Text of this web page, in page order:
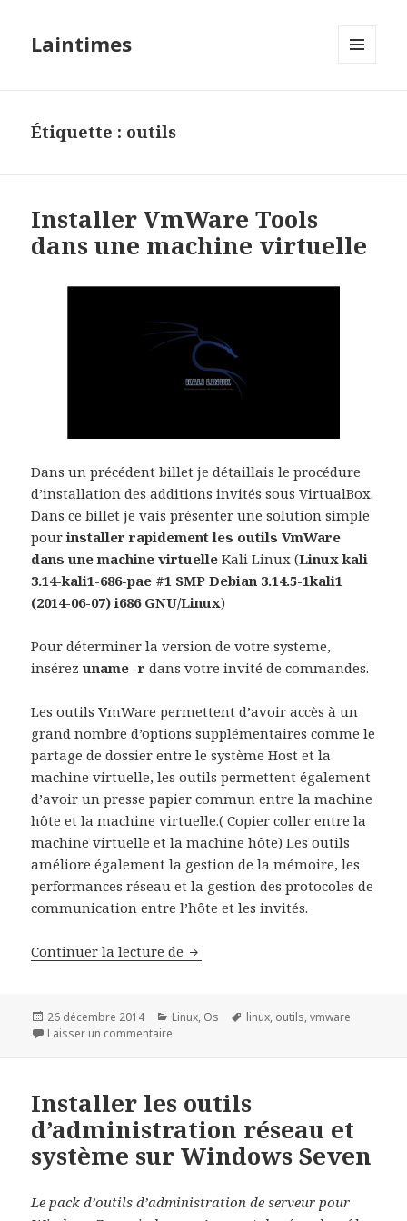
Laintimes
Étiquette : outils
Installer VmWare Tools
dans une machine virtuelle
Dans un précédent billet je détaillais le procédure
d’installation des additions invités sous VirtualBox.
Dans ce billet je vais présenter une solution simple
pourinstaller rapidement les outils VmWare
dans une machine virtuelle Kali Linux (Linux kali
3.14-kali1-686-pae #1 SMP Debian 3.14.5-1kali1
(2014-06-07) i686 GNU/Linux)
Pour déterminer la version de votre systeme,
insérezuname -r dans votre invité de commandes.
Les outils VmWare permettent d’avoir accès à un
grand nombre d’options supplémentaires comme le
partage de dossier entre le système Host et la
machine virtuelle, les outils permettent également
d’avoir un presse papier commun entre la machine
hôte et la machine virtuelle.( Copier coller entre la
machine virtuelle et la machine hôte) Les outils
améliore également la gestion de la mémoire, les
performances réseau et la gestion des protocoles de
communication entre l’hôte et les invités.
Continuer la lecture de Installer VmWare Tools dans
Publié
le
26 décembre 2014 Catégories
Linux, Os
Mots-
linux, outils,vmware
Laisser un commentaire
Installer les outils
d’administration réseau et
système sur Windows Seven
Le pack d’outils d’administration de serveur pour